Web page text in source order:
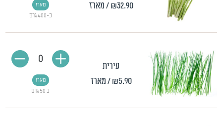
₪32.90 / מארז
כ-400 גרם
מארז
עירית
₪5.90 / מארז
כ 50 גרם
מארז
0